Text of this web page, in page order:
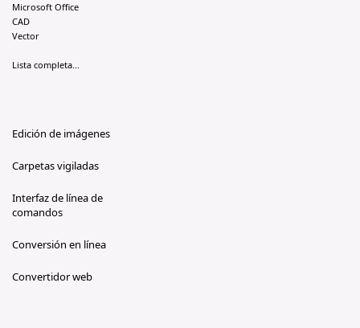
Microsoft Office
CAD
Vector
Lista completa...
Edición de imágenes
Carpetas vigiladas
Interfaz de línea de
comandos
Conversión en línea
Convertidor web